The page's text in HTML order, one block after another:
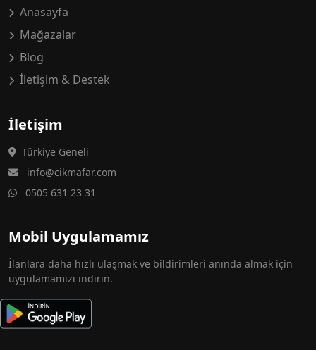
Anasayfa
Mağazalar
Blog
İletişim & Destek
İletişim
Türkiye Geneli
info@cikmafar.com
0505 631 23 31
Mobil Uygulamamız
İlanlara daha hızlı ulaşmak ve bildirimleri anında almak için
uygulamamızı indirin.